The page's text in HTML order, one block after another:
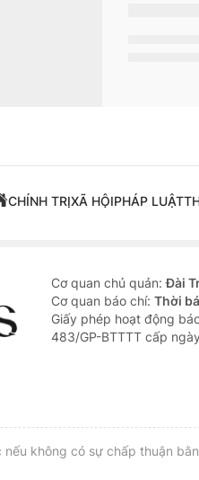
CHÍNH TRỊXÃ HỘIPHÁP LUẬT
Cơ quan chủ quản:Đài
Cơ quan báo chí: Thời
Giấy phép hoạt động
483/GP-BTTTT cấp
không có sự chấp thuận